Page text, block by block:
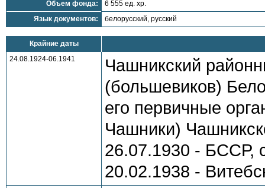
Объем фонда:
6 555 ед. хр.
Язык документов:
белорусский, русский
Крайние даты
24.08.1924-06.1941
Чашникский
(большевиков)
его первичные
Чашники)
26.07.1930 - БССР,
20.02.1938 -